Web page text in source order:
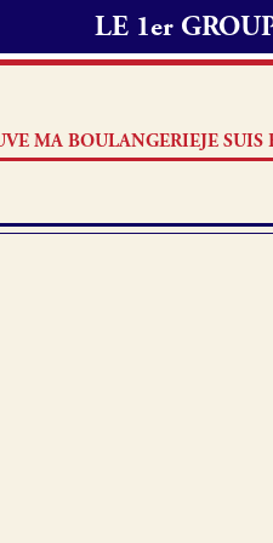
LE 1er
MA BOULANGERIEJE SUIS